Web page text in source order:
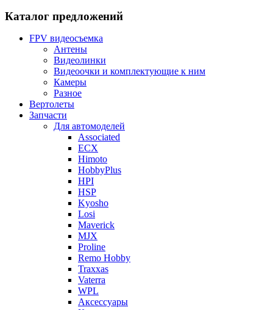
Каталог предложений
FPV видеосъемка
Антены
Видеолинки
Видеоочки и комплектующие к ним
Камеры
Разное
Вертолеты
Запчасти
Для автомоделей
Associated
ECX
Himoto
HobbyPlus
HPI
HSP
Kyosho
Losi
Maverick
MJX
Proline
Remo Hobby
Traxxas
Vaterra
WPL
Аксессуары